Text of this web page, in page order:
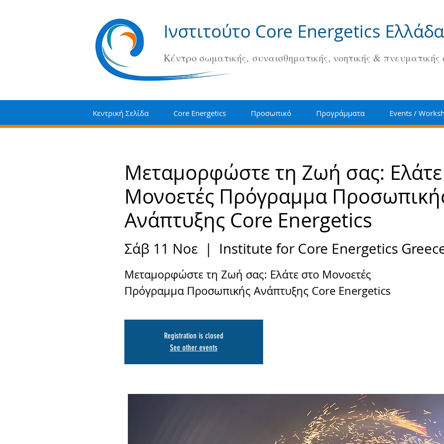
Κέντρο σωματικής, συναισθηματικής, νοητικής &
Ινστιτούτο Core Energetics
Κεντρική Σελίδα Core Energetics Προσωπικό Προγράμματα Events /
Μεταμορφώστε τη Ζωή σας:
Μονοετές Πρόγραμμα
Ανάπτυξης Core Energetics
Σάβ 11 Νοε
  |
Institute for Core Energetics
Μεταμορφώστε τη Ζωή σας: Ελάτε στο Μονοετές
Registration is closed
See other events